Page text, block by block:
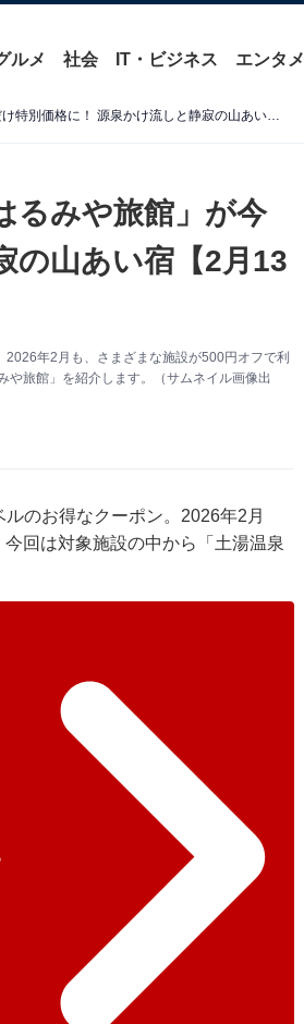
ルメ 社会 IT・ビジネス エンタメ
【楽天トラベルセール】「土湯温泉 はるみや旅館」が今だけ特別価格に！ 源泉かけ流しと静寂の山あい宿【2月13日】
るみや旅館」が今
の山あい宿【2月13
年2月も、さまざまな施設が500円オフで利
や旅館」を紹介します。（サムネイル画像出
のお得なクーポン。2026年2月
回は対象施設の中から「土湯温泉